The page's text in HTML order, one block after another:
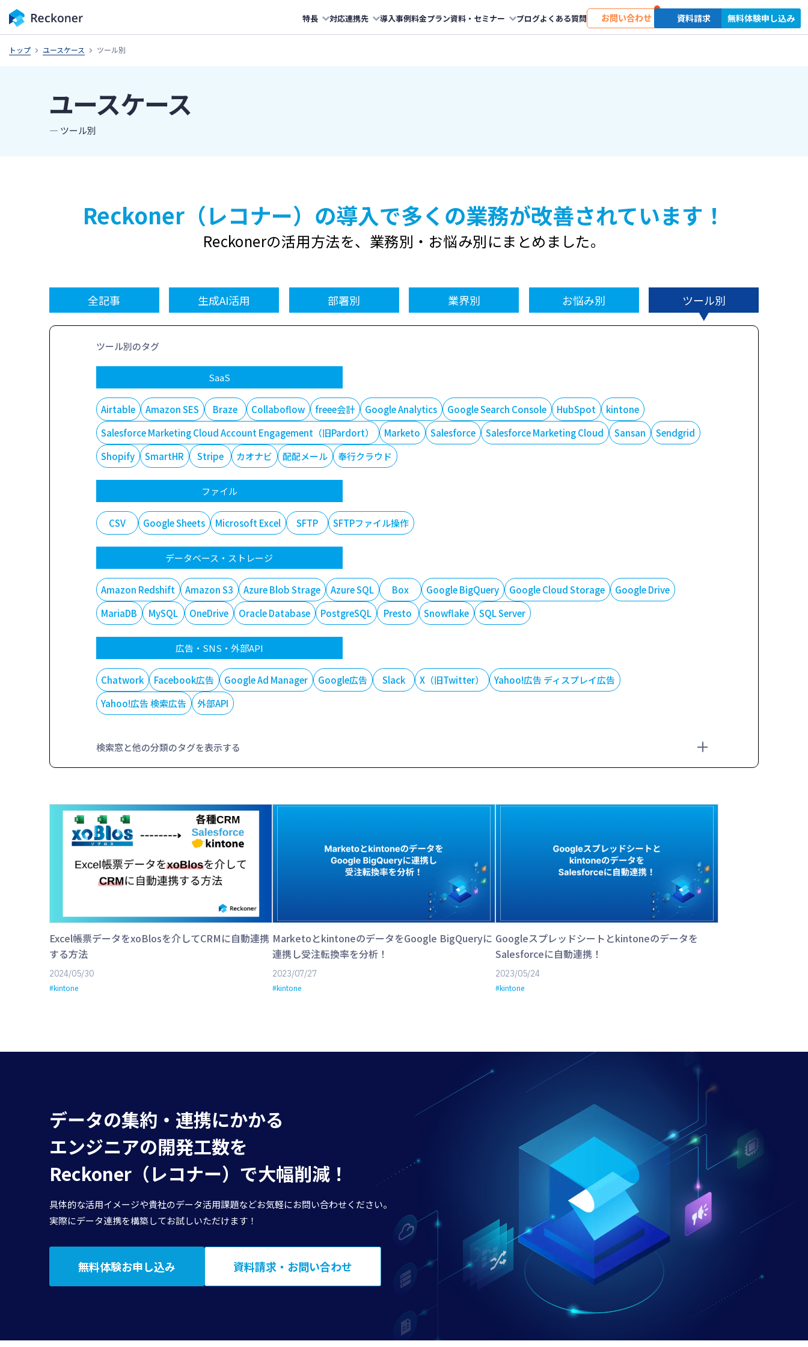
特長 対応連携先 導入事例料金プラン資料・セミナー ブログよくある質問 お問い合わせ 資料請求 無料体験申し込み
トップ ユースケース ツール別
ユースケース
― ツール別
Reckoner（レコナー）の導入で多くの業務が改善されています！
Reckonerの活用方法を、 業務別・お悩み別にまとめました。
全記事 生成AI活用 部署別 業界別 お悩み別 ツール別
ツール別のタグ
SaaS
Airtable Amazon SES Braze Collaboflow freee会計 Google Analytics Google Search Console HubSpot
kintone
Salesforce Marketing Cloud Account Engagement（旧Pardort）
Marketo Salesforce Salesforce Marketing Cloud Sansan
Sendgrid
Shopify
SmartHR Stripe カオナビ 配配メール 奉行クラウド
ファイル
CSV Google Sheets Microsoft Excel SFTP SFTPファイル操作
データベース・ストレージ
Amazon Redshift Amazon S3 Azure Blob Strage Azure SQL Box Google BigQuery Google Cloud Storage
Google Drive
MariaDB
MySQL OneDrive Oracle Database PostgreSQL Presto Snowflake SQL Server
広告・SNS・外部API
Chatwork Facebook広告 Google Ad Manager Google広告 Slack X（旧Twitter）
Yahoo!広告 ディスプレイ広告
Yahoo!広告 検索広告
外部API
検索窓と他の分類のタグを表示する
Excel帳票データをxoBlosを介してCRMに自動連携
する方法
2024/05/30
#kintone
MarketoとkintoneのデータをGoogle BigQueryに
連携し受注転換率を分析！
2023/07/27
#kintone
Googleスプレッドシートとkintoneのデータを
Salesforceに自動連携！
2023/05/24
#kintone
データの集約・連携にかかる
エンジニアの開発工数を
Reckoner（レコナー）で大幅削減！
具体的な活用イメージや貴社のデータ活用課題などお気軽にお問い合わせください。
実際にデータ連携を構築してお試しいただけます！
無料体験お申し込み 資料請求・お問い合わせ